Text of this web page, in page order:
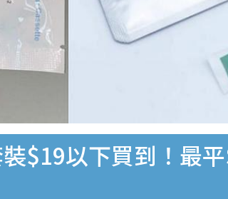
$19以下買到！最